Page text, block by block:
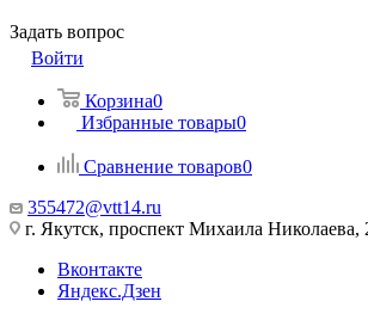
Задать вопрос
Войти
Корзина0
Избранные товары0
Сравнение товаров0
355472@vtt14.ru
г. Якутск, проспект Михаила Николаева,
Вконтакте
Яндекс.Дзен